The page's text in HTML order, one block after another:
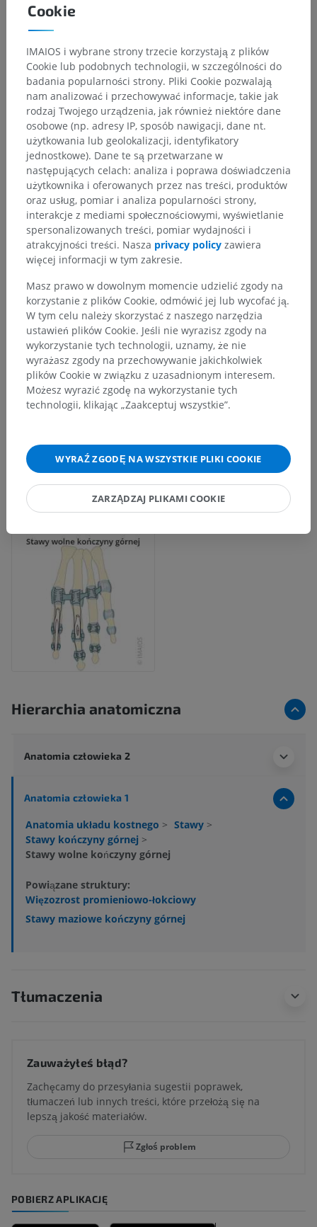
Hierarchia anatomiczna
Anatomia człowieka 2
Anatomia człowieka 1
Anatomia układu kostnego > Stawy >
Stawy kończyny górnej >
Stawy wolne kończyny górnej
Powiązane struktury:
Więzozrost promieniowo-łokciowy
Stawy maziowe kończyny górnej
Tłumaczenia
Zauważyłeś błąd?
Zachęcamy do przesyłania sugestii poprawek,
tłumaczeń lub innych treści, które przełożą się na
lepszą jakość materiałów.
Zgłoś problem
POBIERZ APLIKACJĘ
Cookie
IMAIOS i wybrane strony trzecie korzystają z plików
Cookie lub podobnych technologii, w szczególności do
badania popularności strony. Pliki Cookie pozwalają
nam analizować i przechowywać informacje, takie jak
rodzaj Twojego urządzenia, jak również niektóre dane
osobowe (np. adresy IP, sposób nawigacji, dane nt.
użytkowania lub geolokalizacji, identyfikatory
jednostkowe). Dane te są przetwarzane w
następujących celach: analiza i poprawa doświadczenia
użytkownika i oferowanych przez nas treści, produktów
oraz usług, pomiar i analiza popularności strony,
interakcje z mediami społecznościowymi, wyświetlanie
spersonalizowanych treści, pomiar wydajności i
atrakcyjności treści. Nasza privacy policy zawiera
więcej informacji w tym zakresie.
Masz prawo w dowolnym momencie udzielić zgody na
korzystanie z plików Cookie, odmówić jej lub wycofać ją.
W tym celu należy skorzystać z naszego narzędzia
ustawień plików Cookie. Jeśli nie wyrazisz zgody na
wykorzystanie tych technologii, uznamy, że nie
wyrażasz zgody na przechowywanie jakichkolwiek
plików Cookie w związku z uzasadnionym interesem.
Możesz wyrazić zgodę na wykorzystanie tych
technologii, klikając „Zaakceptuj wszystkie”.
WYRAŹ ZGODĘ NA WSZYSTKIE PLIKI COOKIE
ZARZĄDZAJ PLIKAMI COOKIE